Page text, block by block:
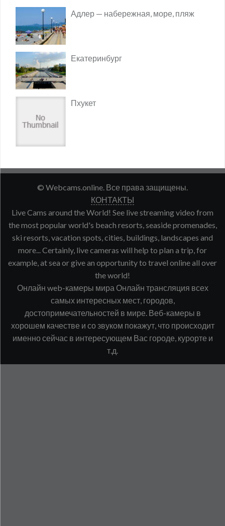
Адлер — набережная, море, пляж
Екатеринбург
Пхукет
© Webcams.online. Все права защищены.
КОНТАКТЫ
Live Cams around the World! See live streaming video from
the most popular world's beach resorts, seaside promenades,
ski resorts, vacation spots, cities, buildings, landscapes and
more... Certainly, live cameras will help to plan a trip, for
example, at sea or give an opportunity to travel online all over
the world!
Онлайн web-камеры мира Онлайн трансляция всех
самых интересных мест, городов,
достопримечательностей в мире. Веб-камеры в
хорошем качестве и со звуком покажут, что происходит
именно сейчас в интересующем Вас городе, курорте и
т.д.